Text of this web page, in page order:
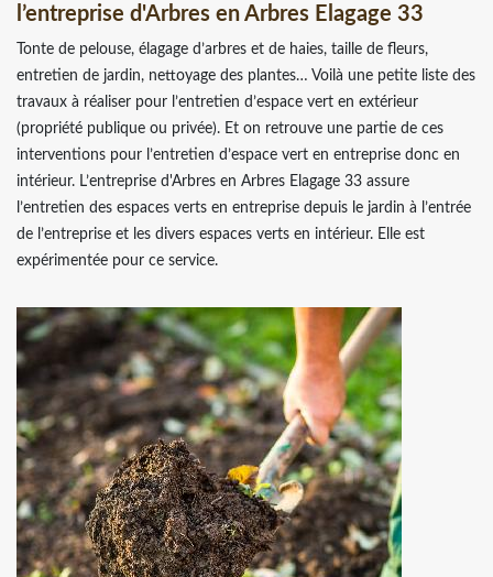
l’entreprise d'Arbres en Arbres Elagage 33
Tonte de pelouse, élagage d’arbres et de haies, taille de fleurs,
entretien de jardin, nettoyage des plantes… Voilà une petite liste des
travaux à réaliser pour l’entretien d’espace vert en extérieur
(propriété publique ou privée). Et on retrouve une partie de ces
interventions pour l’entretien d’espace vert en entreprise donc en
intérieur. L’entreprise d'Arbres en Arbres Elagage 33 assure
l’entretien des espaces verts en entreprise depuis le jardin à l’entrée
de l’entreprise et les divers espaces verts en intérieur. Elle est
expérimentée pour ce service.